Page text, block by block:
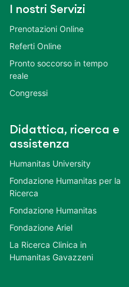
I nostri Servizi
Prenotazioni Online
Referti Online
Pronto soccorso in tempo
reale
Congressi
Didattica, ricerca e
assistenza
Humanitas University
Fondazione Humanitas per la
Ricerca
Fondazione Humanitas
Fondazione Ariel
La Ricerca Clinica in
Humanitas Gavazzeni